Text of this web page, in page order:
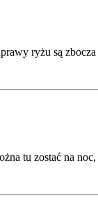
ryżu są
tu zostać na